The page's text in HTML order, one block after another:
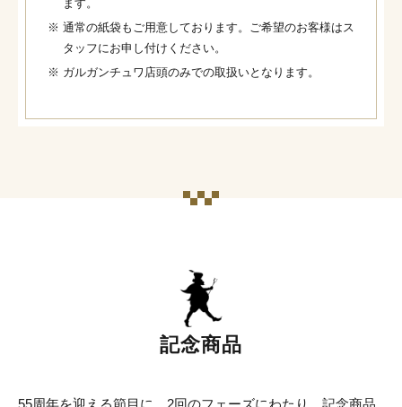
ます。
※ 通常の紙袋もご用意しております。ご希望のお客様はス
タッフにお申し付けください。
※ ガルガンチュワ店頭のみでの取扱いとなります。
記念商品
55周年を迎える節目に、2回のフェーズにわたり、記念商品